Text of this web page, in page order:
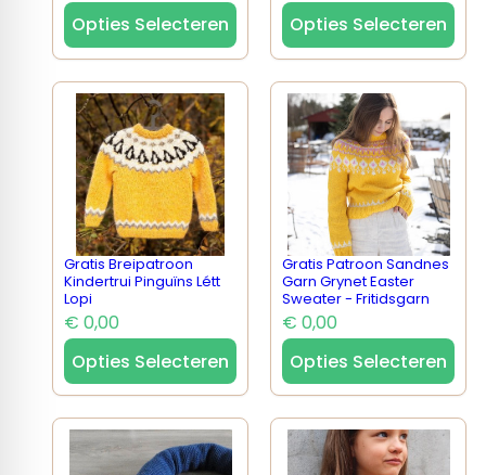
Opties Selecteren
Opties Selecteren
Gratis Breipatroon
Kindertrui Pinguïns Létt
Lopi
€ 0,00
Opties Selecteren
Gratis Patroon Sandnes
Garn Grynet Easter
Sweater - Fritidsgarn
€ 0,00
Opties Selecteren